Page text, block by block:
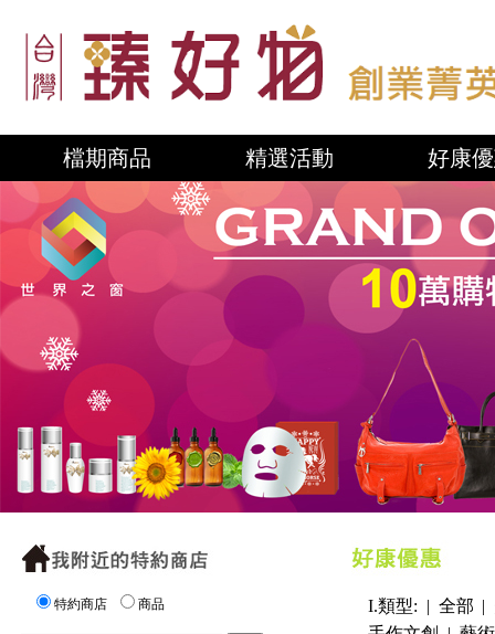
檔期商品 精選活動 好康
特約商店 商品 I.類型: | 全部 |